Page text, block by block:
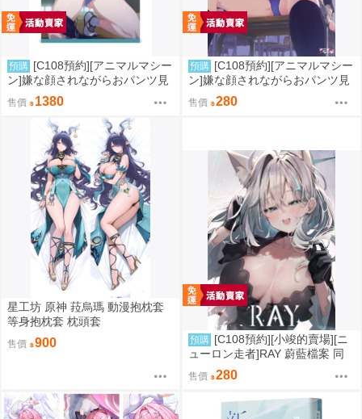
預購 [C108預約][アニマルマシー
ン]嫌な顔されながらおパンツ見
せてもらいたい本14 附蜜瓜特典
A4資料夾+B2掛軸 同人誌id=372
售價 1380
預購 [C108預約][アニマルマシー
ン]嫌な顔されながらおパンツ見
せてもらいたい本14 附蜜瓜特典
A4資料夾 同人誌id=3770666
售價 280
星工坊 原神 菈烏瑪 動漫抱枕套
等身抱枕套 枕頭套
售價 900 預購 [C108預約][小竣的賣場][ニ
ューロン走者]RAY 蔚藍檔案 同
人誌id=3785647
售價 280